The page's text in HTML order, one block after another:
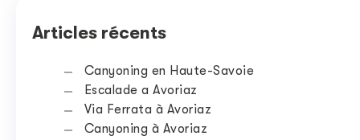
Articles récents
Canyoning en Haute-Savoie
Escalade a Avoriaz
Via Ferrata à Avoriaz
Canyoning à Avoriaz